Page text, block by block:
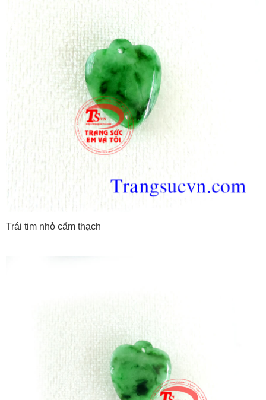
Trái tim nhỏ cẩm thạch